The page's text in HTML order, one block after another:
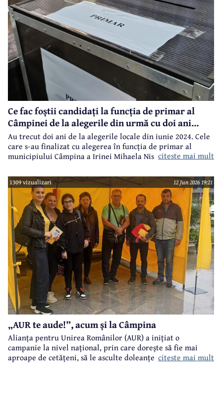
Ce fac foștii candidați la funcția de primar al
Câmpinei de la alegerile din urmă cu doi ani...
Au trecut doi ani de la alegerile locale din iunie 2024. Cele
care s-au finalizat cu alegerea în funcția de primar al
municipiului Câmpina a Irinei Mihaela Nistor, care l-a
Moldoveanu.
citeste mai mult
1309 vizualizari 12 Jun 2026 19:21
„AUR te aude!”, acum și la Câmpina
Alianța pentru Unirea Românilor (AUR) a inițiat o
campanie la nivel național, prin care dorește să fie mai
aproape de cetățeni, să le asculte doleanțele și problemele.
citeste mai mult